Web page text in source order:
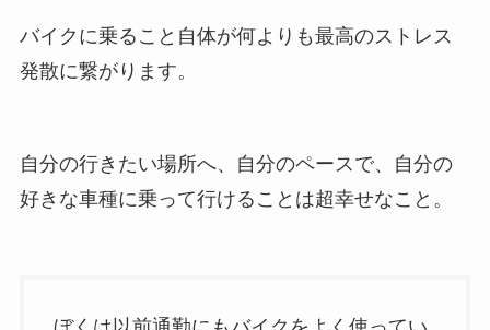
バイクに乗ること自体が何よりも最高のストレス
発散に繋がります。
自分の行きたい場所へ、自分のペースで、自分の
好きな車種に乗って行けることは超幸せなこと。